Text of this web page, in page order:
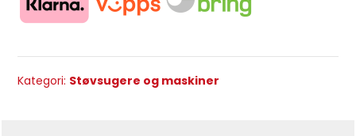
Kategori: Støvsugere og maskiner